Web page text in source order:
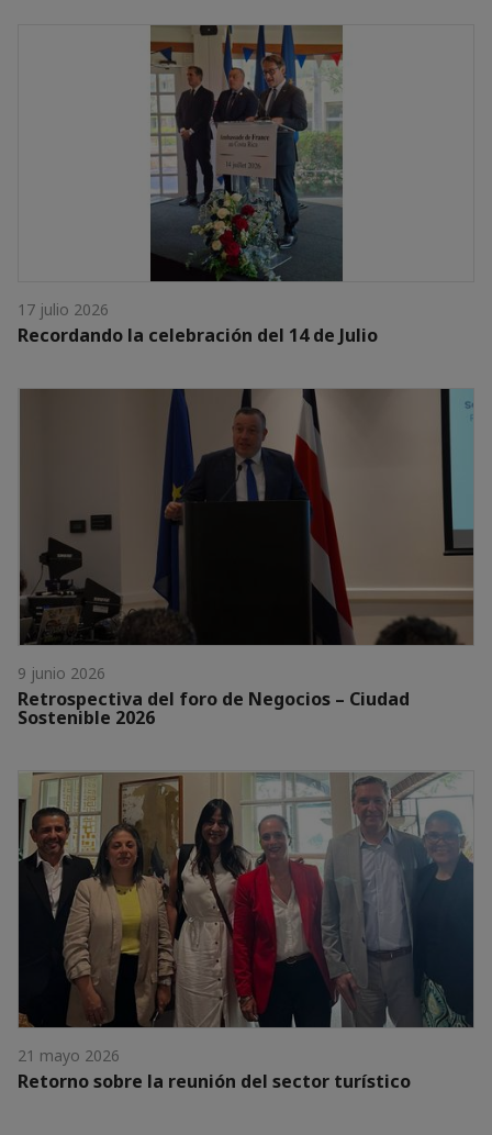
17 julio 2026
Recordando la celebración del 14 de Julio
9 junio 2026
Retrospectiva del foro de Negocios – Ciudad
Sostenible 2026
21 mayo 2026
Retorno sobre la reunión del sector turístico